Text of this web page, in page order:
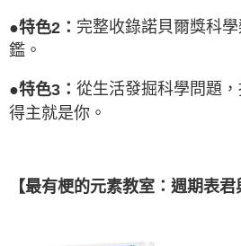
●特色2： 完整收錄諾貝爾獎科
鑑。
●特色3： 從生活發掘科學問題
得主就是你。
【最有梗的元素教室：週期表君